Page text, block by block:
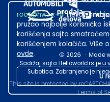
2026 · Made
Sadržaj sajta Helloworld.rs je u
Subotica. Zabranjeno je
This site is protected by
Terms of
root@hw.rs:~#
pružao najbolje korisničko
korišćenja sajta
korišćenjem kolačića. Više
ovde.
U